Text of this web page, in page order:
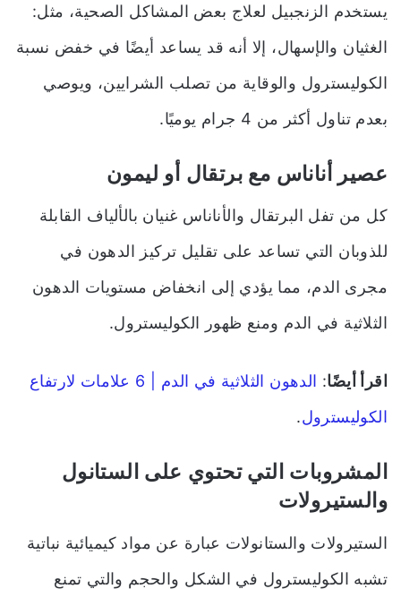
يستخدم الزنجبيل لعلاج بعض المشاكل الصحية، مثل:
الغثيان والإسهال، إلا أنه قد يساعد أيضًا في خفض نسبة
الكوليسترول والوقاية من تصلب الشرايين، ويوصي
بعدم تناول أكثر من 4 جرام يوميًا.
عصير أناناس مع برتقال أو ليمون
كل من تفل البرتقال والأناناس غنيان بالألياف القابلة
للذوبان التي تساعد على تقليل تركيز الدهون في
مجرى الدم، مما يؤدي إلى انخفاض مستويات الدهون
الثلاثية في الدم ومنع ظهور الكوليسترول.
اقرأ أيضًا:
الدهون الثلاثية في الدم | 6 علامات لارتفاع
الكوليسترول.
المشروبات التي تحتوي على الستانول
والستيرولات
الستيرولات والستانولات عبارة عن مواد كيميائية نباتية
تشبه الكوليسترول في الشكل والحجم والتي تمنع